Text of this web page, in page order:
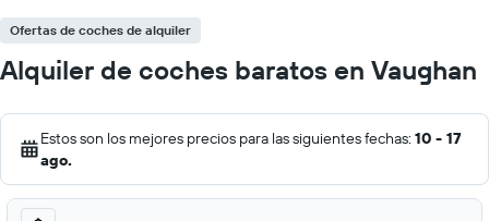
Ofertas de coches de alquiler
Alquiler de coches baratos en Vaughan
Estos son los mejores precios para las siguientes fechas: 10 - 17
ago.